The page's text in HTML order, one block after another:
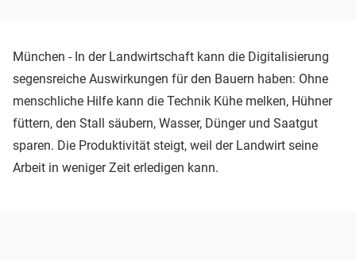
München - In der Landwirtschaft kann die Digitalisierung
segensreiche Auswirkungen für den Bauern haben: Ohne
menschliche Hilfe kann die Technik Kühe melken, Hühner
füttern, den Stall säubern, Wasser, Dünger und Saatgut
sparen. Die Produktivität steigt, weil der Landwirt seine
Arbeit in weniger Zeit erledigen kann.